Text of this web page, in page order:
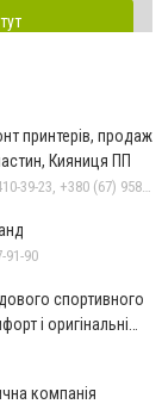
принтерів, продаж
Кияниця ПП
91-90
спортивного
і оригінальні
компанія